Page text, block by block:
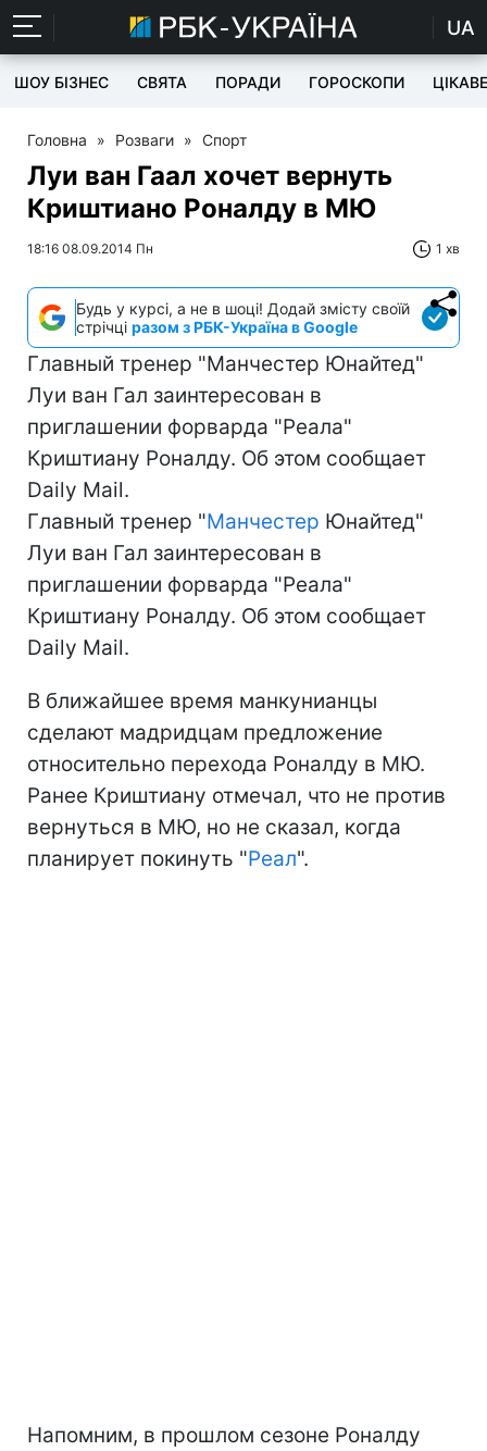
UA
ШОУ БІЗНЕС СВЯТА ПОРАДИ ГОРОСКОПИ ЦІКАВЕ
Головна » Розваги » Спорт
Луи ван Гаал хочет вернуть
Криштиано Роналду в МЮ
18:16 08.09.2014 Пн 1 хв
Будь у курсі, а не в шоці! Додай змісту своїй
стрічці разом з РБК-Україна в Google
Главный тренер "Манчестер Юнайтед"
Луи ван Гал заинтересован в
приглашении форварда "Реала"
Криштиану Роналду. Об этом сообщает
Daily Mail.
Главный тренер "Манчестер Юнайтед"
Луи ван Гал заинтересован в
приглашении форварда "Реала"
Криштиану Роналду. Об этом сообщает
Daily Mail.
В ближайшее время манкунианцы
сделают мадридцам предложение
относительно перехода Роналду в МЮ.
Ранее Криштиану отмечал, что не против
вернуться в МЮ, но не сказал, когда
планирует покинуть "Реал".
Напомним, в прошлом сезоне Роналду